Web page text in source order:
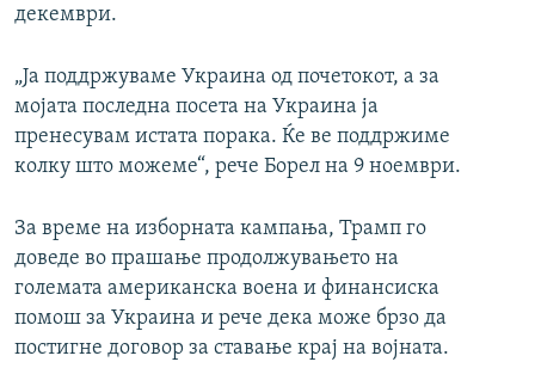
декември.
„Ја поддржуваме Украина од почетокот, а за
мојата последна посета на Украина ја
пренесувам истата порака. Ќе ве поддржиме
колку што можеме“, рече Борел на 9 ноември.
За време на изборната кампања, Трамп го
доведе во прашање продолжувањето на
големата американска воена и финансиска
помош за Украина и рече дека може брзо да
постигне договор за ставање крај на војната.